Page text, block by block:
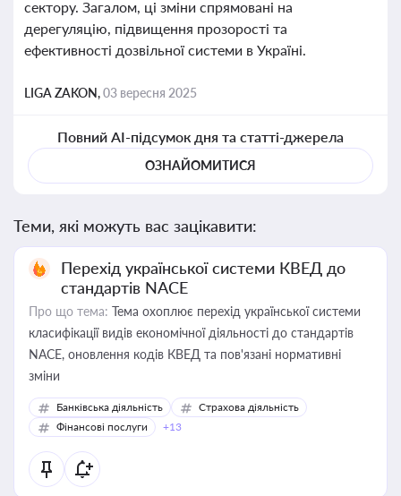
сектору. Загалом, ці зміни спрямовані на
дерегуляцію, підвищення прозорості та
ефективності дозвільної системи в Україні.
LIGA ZAKON,03 вересня 2025
Повний AI-підсумок дня та статті-джерела
ОЗНАЙОМИТИСЯ
Теми, які можуть вас зацікавити:
Перехід української системи КВЕД до
стандартів NACE
Про що тема: Тема охоплює перехід української системи
класифікації видів економічної діяльності до стандартів
NACE, оновлення кодів КВЕД та пов'язані нормативні
зміни
Банківська діяльність
Страхова діяльність
Фінансові послуги
+13